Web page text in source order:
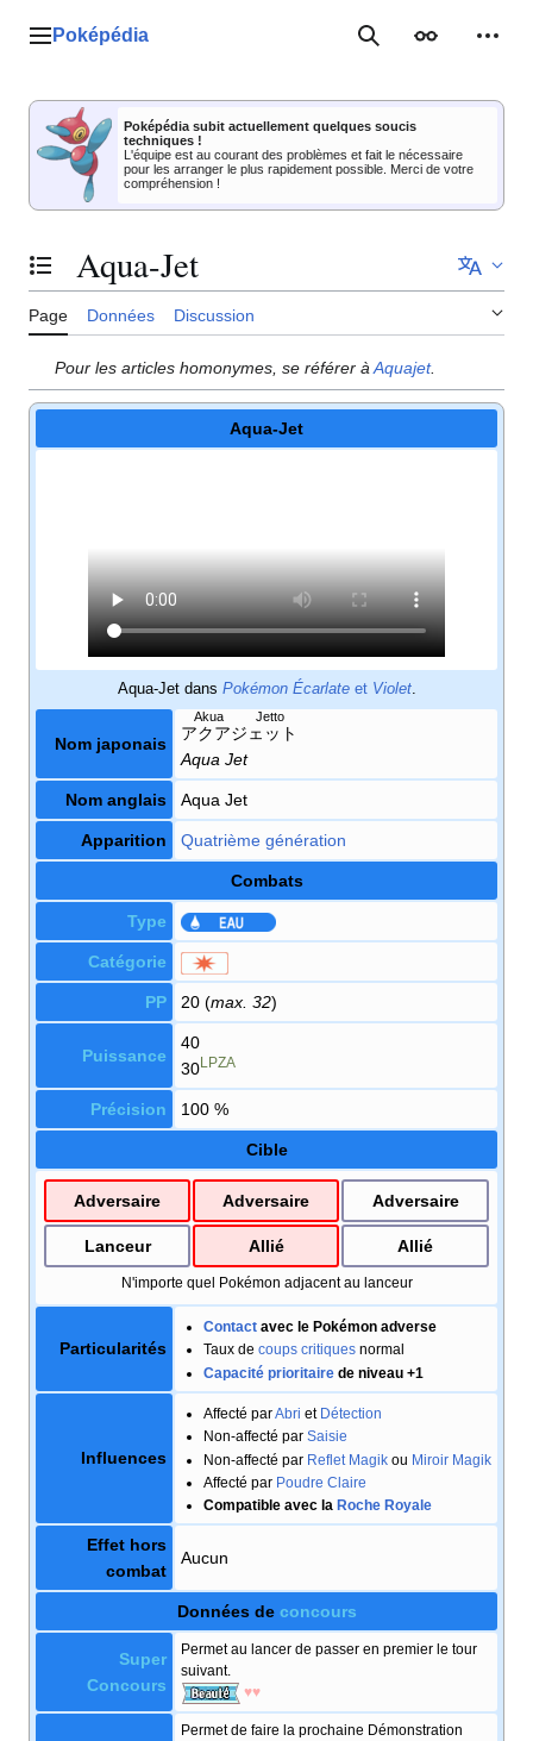
Menu principal
Poképédia RechercherApparence
Poképédia subit actuellement quelques soucis
techniques !
L'équipe est au courant des problèmes et fait le nécessaire
pour les arranger le plus rapidement possible. Merci de votre
compréhension !
Basculer la table des matières
Aqua-Jet
Page Données Discussion
Pour les articles homonymes, se référer àAquajet.
Aqua-Jet
Aqua-Jet dans Pokémon Écarlateet Violet.
Nom japonais
アクアジェット
Akua Jetto
Aqua Jet
Nom anglais Aqua Jet
Apparition Quatrième génération
Combats
Type
Catégorie
PP 20 (max. 32)
Puissance
40
30 LPZA
Précision 100 %
Cible
Adversaire Adversaire Adversaire
Lanceur Allié Allié
N'importe quel Pokémon adjacent au lanceur
Particularités
Contactavec le Pokémon adverse
Taux de coups critiquesnormal
Capacité prioritairede niveau +1
Influences
Affecté parAbri et Détection
Non-affecté par Saisie
Non-affecté par Reflet Magikou Miroir Magik
Affecté par Poudre Claire
Compatible avec la Roche Royale
Effet hors
combat
Aucun
Données de concours
Super
Concours
Permet au lancer de passer en premier le tour
suivant.
♥♥
Permet de faire la prochaine Démonstration